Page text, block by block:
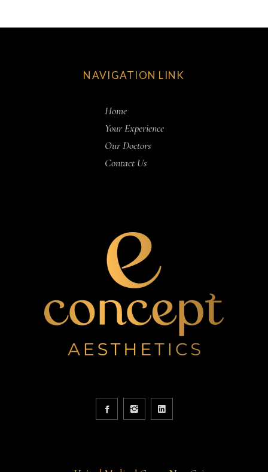
NAVIGATION LINK
Home
Your Experience
Our Doctors
Contact Us